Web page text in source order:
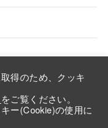
得のため、クッキ
をご覧ください。
ー(Cookie)の使用に